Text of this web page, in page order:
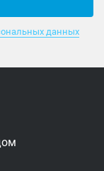
данных